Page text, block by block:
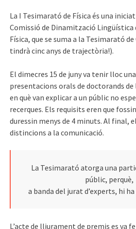
La I Tesimarató de Física és una
Comissió de Dinamització Lingüística
Física, que se suma a la Tesimarató
tindrà cinc anys de trajectòria!).
El dimecres 15 de juny va tenir lloc
presentacions orals de doctorands de
en què van explicar a un públic no
recerques. Els requisits eren que
duressin menys de 4 minuts. Al final,
distincions a la comunicació.
La Tesimarató atorga una
públic, perquè,
a banda del jurat d’experts, hi
L’acte de lliurament de premis es va